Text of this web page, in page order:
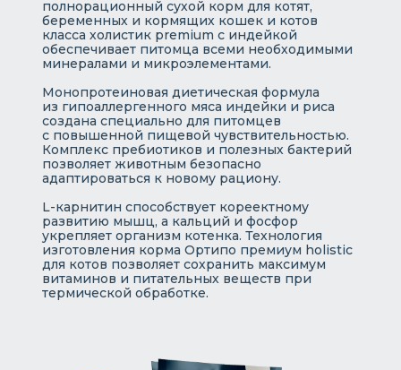
полнорационный сухой корм для котят,
беременных и кормящих кошек и котов
класса холистик premium с индейкой
обеспечивает питомца всеми необходимыми
минералами и микроэлементами.
Монопротеиновая диетическая формула
из гипоаллергенного мяса индейки и риса
создана специально для питомцев
с повышенной пищевой чувствительностью.
Комплекс пребиотиков и полезных бактерий
позволяет животным безопасно
адаптироваться к новому рациону.
L-карнитин способствует кореектному
развитию мышц, а кальций и фосфор
укрепляет организм котенка. Технология
изготовления корма Ортипо премиум holistic
для котов позволяет сохранить максимум
витаминов и питательных веществ при
термической обработке.